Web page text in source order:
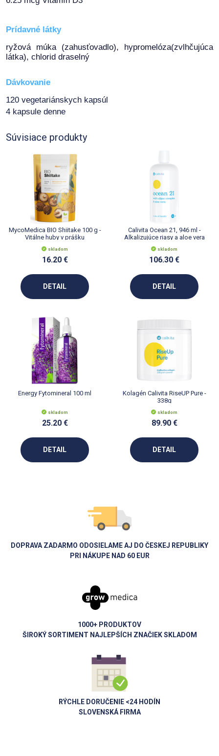
Prídavné látky
ryžová múka (zahusťovadlo), hypromelóza(zvlhčujúca
látka), chlorid draselný
Dávkovanie
120 vegetariánskych kapsúl
4 kapsule denne
Súvisiace produkty
MycoMedica BIO Shiitake 100 g -
Vitálne huby v prášku
skladom
16.20 €
DETAIL
Calivita Ocean 21, 946 ml -
Alkalizujúce riasy a aloe vera
skladom
106.30 €
DETAIL
Energy Fytomineral 100 ml
skladom
25.20 €
DETAIL
Kolagén Calivita RiseUP Pure -
338g
skladom
89.90 €
DETAIL
DOPRAVA ZADARMO ODOSIELAME AJ DO ČESKEJ REPUBLIKY
PRI NÁKUPE NAD 60 EUR
1000+ PRODUKTOV
ŠIROKÝ SORTIMENT NAJLEPŠÍCH ZNAČIEK SKLADOM
RÝCHLE DORUČENIE <24 HODÍN
SLOVENSKÁ FIRMA